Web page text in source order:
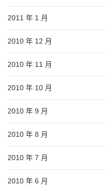
2011 年 1 月
2010 年 12 月
2010 年 11 月
2010 年 10 月
2010 年 9 月
2010 年 8 月
2010 年 7 月
2010 年 6 月